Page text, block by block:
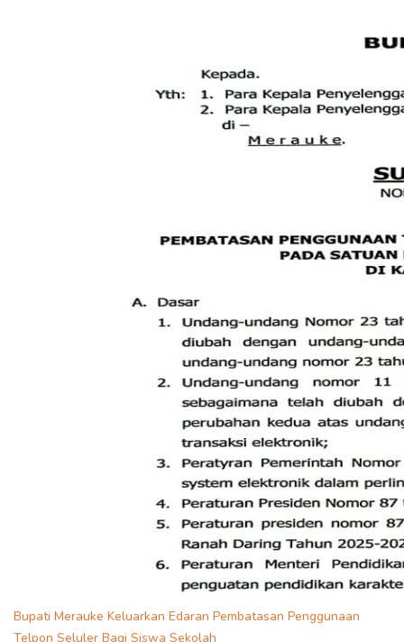
Bupati Merauke Keluarkan Edaran Pembatasan Penggunaan
Telpon Seluler Bagi Siswa Sekolah